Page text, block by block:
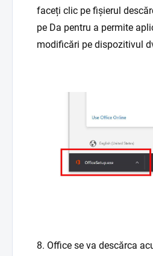
faceți clic pe fișierul
pe Da pentru a permite
modificări pe dispozitivul
8. Office se va descărca